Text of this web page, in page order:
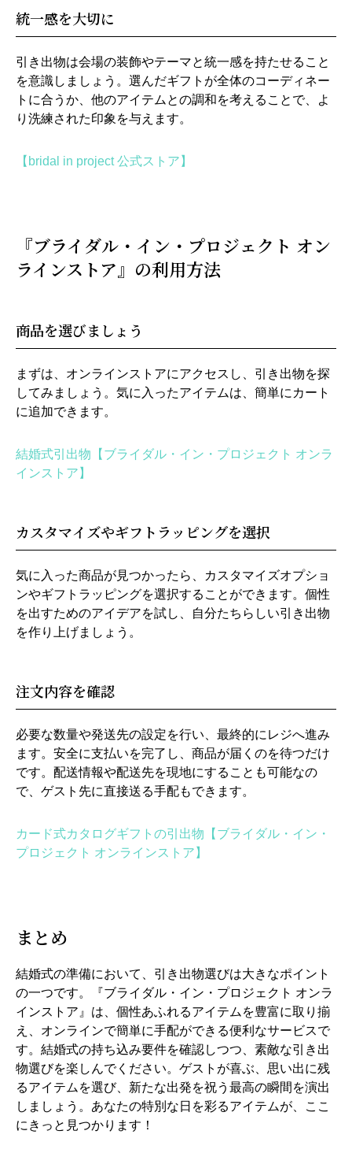
統一感を大切に
引き出物は会場の装飾やテーマと統一感を持たせること
を意識しましょう。選んだギフトが全体のコーディネー
トに合うか、他のアイテムとの調和を考えることで、よ
り洗練された印象を与えます。
【bridal in project 公式ストア】
『ブライダル・イン・プロジェクト オン
ラインストア』の利用方法
商品を選びましょう
まずは、オンラインストアにアクセスし、引き出物を探
してみましょう。気に入ったアイテムは、簡単にカート
に追加できます。
結婚式引出物【ブライダル・イン・プロジェクト オンラ
インストア】
カスタマイズやギフトラッピングを選択
気に入った商品が見つかったら、カスタマイズオプショ
ンやギフトラッピングを選択することができます。個性
を出すためのアイデアを試し、自分たちらしい引き出物
を作り上げましょう。
注文内容を確認
必要な数量や発送先の設定を行い、最終的にレジへ進み
ます。安全に支払いを完了し、商品が届くのを待つだけ
です。配送情報や配送先を現地にすることも可能なの
で、ゲスト先に直接送る手配もできます。
カード式カタログギフトの引出物【ブライダル・イン・
プロジェクト オンラインストア】
まとめ
結婚式の準備において、引き出物選びは大きなポイント
の一つです。『ブライダル・イン・プロジェクト オンラ
インストア』は、個性あふれるアイテムを豊富に取り揃
え、オンラインで簡単に手配ができる便利なサービスで
す。結婚式の持ち込み要件を確認しつつ、素敵な引き出
物選びを楽しんでください。ゲストが喜ぶ、思い出に残
るアイテムを選び、新たな出発を祝う最高の瞬間を演出
しましょう。あなたの特別な日を彩るアイテムが、ここ
にきっと見つかります！